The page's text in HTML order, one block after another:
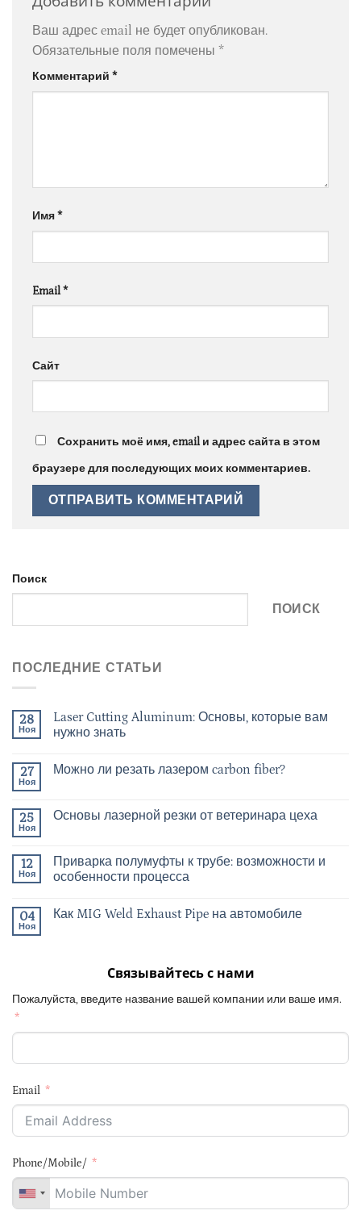
Ваш адрес email не будет опубликован.
Обязательные поля помечены *
Комментарий *
Имя*
Email*
Сайт
Сохранить моё имя, email и адрес сайта в этом
браузере для последующих моих комментариев.
Поиск
ПОИСК
ПОСЛЕДНИЕ СТАТЬИ
28
Ноя
Laser Cutting Aluminum: Основы, которые вам
нужно знать
27
Ноя
Можно ли резать лазером carbon fiber?
25
Ноя
Основы лазерной резки от ветеринара цеха
12
Ноя
Приварка полумуфты к трубе: возможности и
особенности процесса
04
Ноя
Как MIG Weld Exhaust Pipe на автомобиле
Связывайтесь с нами
Пожалуйста, введите название вашей компании или ваше имя.
Email
Phone/Mobile/